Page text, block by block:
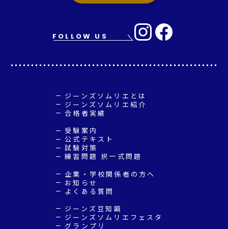
FOLLOW US
ジーンズソムリエとは
ジーンズソムリエ紹介
合格者実績
受験案内
公式テキスト
試験対策
練習問題 択一式問題
企業・学校関係者の方へ
お知らせ
よくある質問
ジーンズ豆知識
ジーンズソムリエフェスタ
グランプリ